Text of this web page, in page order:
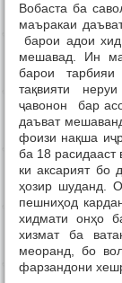
Вобаста ба
маъракаи
барои адои
мешавад. Ин
барои
тақвияти
ҷавонон бар
даъват
фоизи нақша
ба 18 расидааст
ки аксарият бо
ҳозир шуданд.
пешниҳод
хидмати онҳо
хизмат ба
меоранд, бо
фарзандони